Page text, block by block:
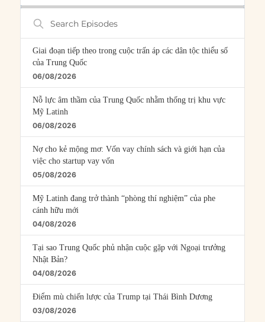
Search
Episodes
Giai đoạn tiếp theo trong cuộc trấn áp các dân tộc thiểu số
của Trung Quốc
06/08/2026
Nỗ lực âm thầm của Trung Quốc nhằm thống trị khu vực
Mỹ Latinh
06/08/2026
Nợ cho kẻ mộng mơ: Vốn vay chính sách và giới hạn của
việc cho startup vay vốn
05/08/2026
Mỹ Latinh đang trở thành “phòng thí nghiệm” của phe
cánh hữu mới
04/08/2026
Tại sao Trung Quốc phủ nhận cuộc gặp với Ngoại trưởng
Nhật Bản?
04/08/2026
Điểm mù chiến lược của Trump tại Thái Bình Dương
03/08/2026